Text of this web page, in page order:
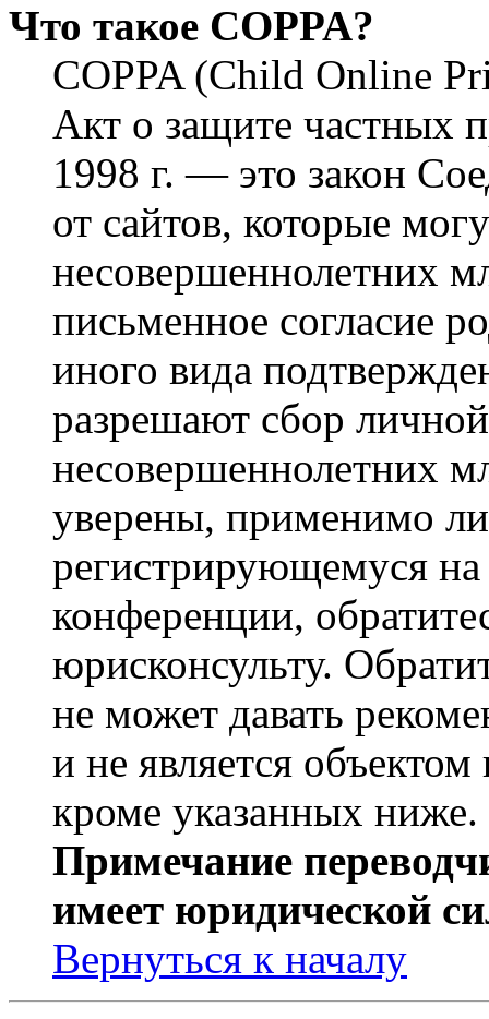
Что такое COPPA?
COPPA (Child Online
Акт о защите частных
1998 г. — это закон
от сайтов, которые
несовершеннолетних
письменное согласие
иного вида
разрешают сбор
несовершеннолетних
уверены, применимо
регистрирующемуся
конференции,
юрисконсульту.
не может давать
и не является
кроме указанных ниже.
Примечание
имеет юридической
Вернуться к началу